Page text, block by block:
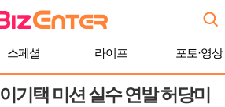
스페셜 라이프 포토·영상
이기택 미션 실수 연발 허당미